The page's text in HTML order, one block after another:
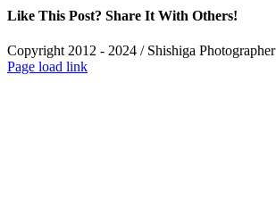
Like This Post? Share It With Others!
Facebook
X
Reddit
LinkedIn
Tumblr
Pinterest
Vk
Email
Copyright 2012 - 2024 / Shishiga Photographer
Facebook
X
Instagram
Page load link